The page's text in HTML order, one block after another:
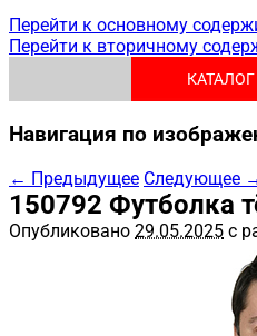
Перейти к основному
Перейти к вторичному
КАТАЛОГ
Навигация по
← Предыдущее Следующее
150792 Футболка
Опубликовано 29.05.2025 с